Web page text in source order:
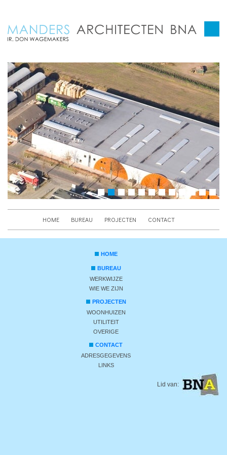
HOME BUREAU PROJECTEN CONTACT
HOME
BUREAU
WERKWIJZE
WIE WE ZIJN
PROJECTEN
WOONHUIZEN
UTILITEIT
OVERIGE
CONTACT
ADRESGEGEVENS
LINKS
Lid van: